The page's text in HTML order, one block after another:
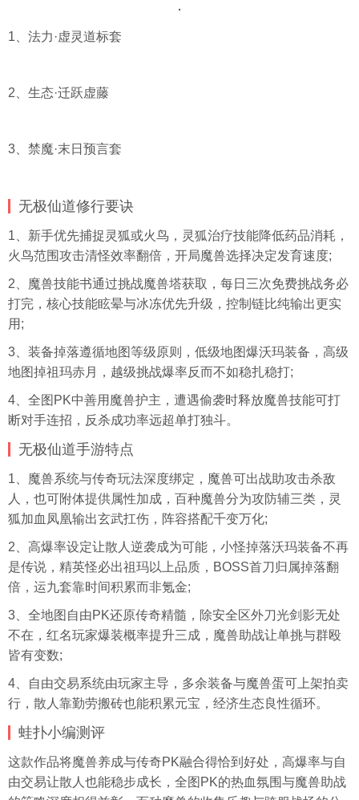
1、法力·虚灵道标套
2、生态·迁跃虚藤
3、禁魔·末日预言套
无极仙道修行要诀
1、新手优先捕捉灵狐或火鸟，灵狐治疗技能降低药品消耗，
火鸟范围攻击清怪效率翻倍，开局魔兽选择决定发育速度;
2、魔兽技能书通过挑战魔兽塔获取，每日三次免费挑战务必
打完，核心技能眩晕与冰冻优先升级，控制链比纯输出更实
用;
3、装备掉落遵循地图等级原则，低级地图爆沃玛装备，高级
地图掉祖玛赤月，越级挑战爆率反而不如稳扎稳打;
4、全图PK中善用魔兽护主，遭遇偷袭时释放魔兽技能可打
断对手连招，反杀成功率远超单打独斗。
无极仙道手游特点
1、魔兽系统与传奇玩法深度绑定，魔兽可出战助攻击杀敌
人，也可附体提供属性加成，百种魔兽分为攻防辅三类，灵
狐加血凤凰输出玄武扛伤，阵容搭配千变万化;
2、高爆率设定让散人逆袭成为可能，小怪掉落沃玛装备不再
是传说，精英怪必出祖玛以上品质，BOSS首刀归属掉落翻
倍，运九套靠时间积累而非氪金;
3、全地图自由PK还原传奇精髓，除安全区外刀光剑影无处
不在，红名玩家爆装概率提升三成，魔兽助战让单挑与群殴
皆有变数;
4、自由交易系统由玩家主导，多余装备与魔兽蛋可上架拍卖
行，散人靠勤劳搬砖也能积累元宝，经济生态良性循环。
蛙扑小编测评
这款作品将魔兽养成与传奇PK融合得恰到好处，高爆率与自
由交易让散人也能稳步成长，全图PK的热血氛围与魔兽助战